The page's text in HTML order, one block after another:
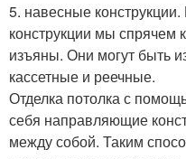
5. навесные
конструкции мы спрячем
изъяны. Они могут быть
кассетные и реечные.
Отделка потолка с
себя направляющие
между собой. Таким